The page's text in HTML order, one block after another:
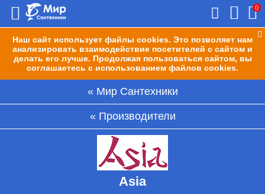
Наш сайт использует файлы cookies. Это позволяет нам
анализировать взаимодействие посетителей с сайтом и
делать его лучше. Продолжая пользоваться сайтом, вы
соглашаетесь с использованием файлов cookies.
0
Мир Сантехники
Производители
Asia